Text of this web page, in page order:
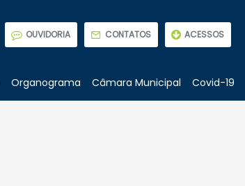
OUVIDORIA CONTATOS ACESSOS
Organograma Câmara Municipal Covid-19